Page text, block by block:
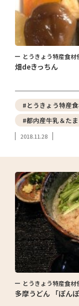
とうきょう特産食材
畑deきっちん
#とうきょう特産
#都内産牛乳＆た
2018.11.28
とうきょう特産食材
多摩うどん 「ぽんぽ